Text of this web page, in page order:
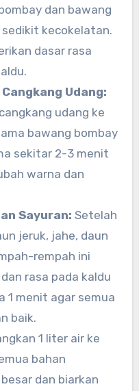
dan bawang
kecokelatan.
dasar rasa
Udang:
udang ke
bawang bombay
sekitar 2-3 menit
warna dan
Sayuran: Setelah
jeruk, jahe, daun
rempah ini
rasa pada kaldu
1 menit agar semua
baik.
1 liter air ke
bahan
dan biarkan